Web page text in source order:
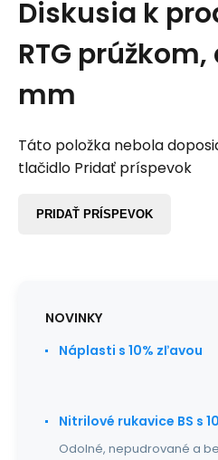
Diskusia k
RTG
mm
Táto položka nebola
tlačidlo Pridať príspevok
PRIDAŤ PRÍSPEVOK
NOVINKY
Náplasti s 10% zľavou
Nitrilové rukavice BS s
Odolné, nepudrované a